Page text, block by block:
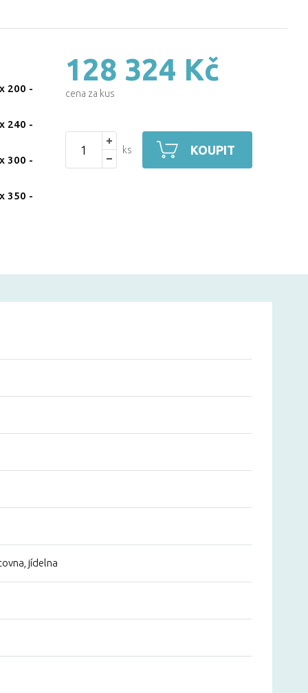
200 -
240 -
300 -
350 -
128 324 Kč
cena za kus
ks KOUPIT
jídelna